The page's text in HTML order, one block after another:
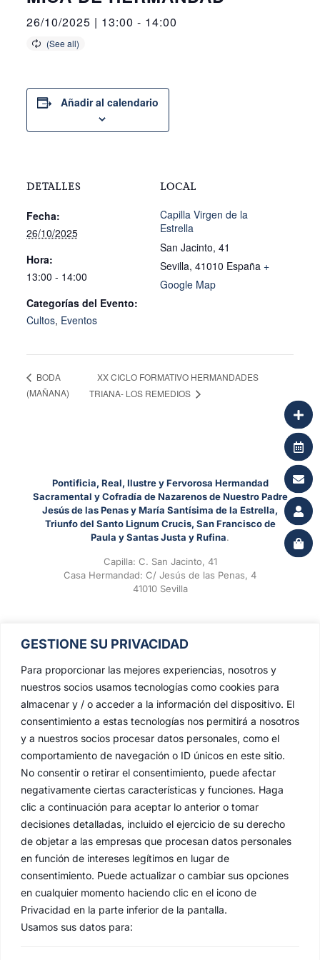
GESTIONE SU PRIVACIDAD
Para proporcionar las mejores experiencias, nosotros y
nuestros socios usamos tecnologías como cookies para
almacenar y / o acceder a la información del dispositivo. El
consentimiento a estas tecnologías nos permitirá a nosotros
y a nuestros socios procesar datos personales, como el
comportamiento de navegación o ID únicos en este sitio.
No consentir o retirar el consentimiento, puede afectar
negativamente ciertas características y funciones. Haga
clic a continuación para aceptar lo anterior o tomar
decisiones detalladas, incluido el ejercicio de su derecho
de objetar a las empresas que procesan datos personales
en función de intereses legítimos en lugar de
consentimiento. Puede actualizar o cambiar sus opciones
en cualquier momento haciendo clic en el icono de
Privacidad en la parte inferior de la pantalla.
Usamos sus datos para:
26/10/2025 | 13:00 - 14:00
Añadir al calendario
DETALLES
Fecha:
26/10/2025
Hora:
13:00 - 14:00
Categorías del Evento:
Cultos, Eventos
LOCAL
Capilla Virgen de la
Estrella
San Jacinto, 41
Sevilla, 41010 España +
Google Map
BODA
(MAÑANA)
XX CICLO FORMATIVO HERMANDADES
TRIANA- LOS REMEDIOS
Pontificia, Real, Ilustre y Fervorosa Hermandad
Sacramental y Cofradía de Nazarenos de Nuestro Padre
Jesús de las Penas y María Santísima de la Estrella,
Triunfo del Santo Lignum Crucis, San Francisco de
Paula y Santas Justa y Rufina.
Capilla: C. San Jacinto, 41
Casa Hermandad: C/ Jesús de las Penas, 4
41010 Sevilla